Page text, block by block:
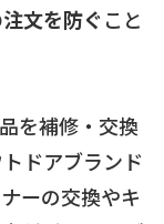
文を防ぐこと
を補修・交換
ドアブランド
ーの交換やキ